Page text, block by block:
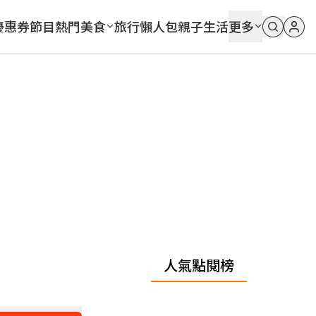
惠券節目熱門美食 旅行懶人包親子生活更多
人氣點閱榜